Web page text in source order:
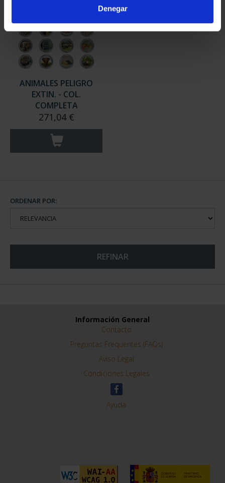
Denegar
ANIMALES PELIGRO
EXTIN. - COL.
COMPLETA
271,04 €
ORDENAR POR:
REFINAR
Información General
Contacto
Preguntas Frequentes (FAQs)
Aviso Legal
Condiciones Legales
Ayuda